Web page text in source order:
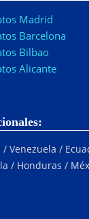
Madrid
Barcelona
Bilbao
Alicante
Venezuela /
/ Honduras /